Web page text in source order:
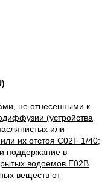
не отнесенными к
(устройства
или
их отстоя C02F 1/40;
поддержание в
водоемов E02B
веществ от